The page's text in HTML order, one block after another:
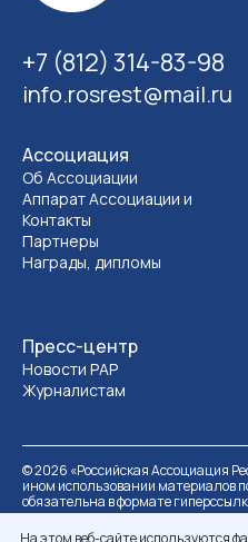
На этом веб-сайте используются
+7 (812) 314-83-98
info.rosrest@mail.ru
Ассоциация
Об Ассоциации
Аппарат Ассоциации и
Контакты
Партнеры
Награды, дипломы
Пресс-центр
Новости РАР
Журналистам
©2026 «Российская Ассоциация
ином использовании материалов
обязательна в формате
Политика обработки персональных